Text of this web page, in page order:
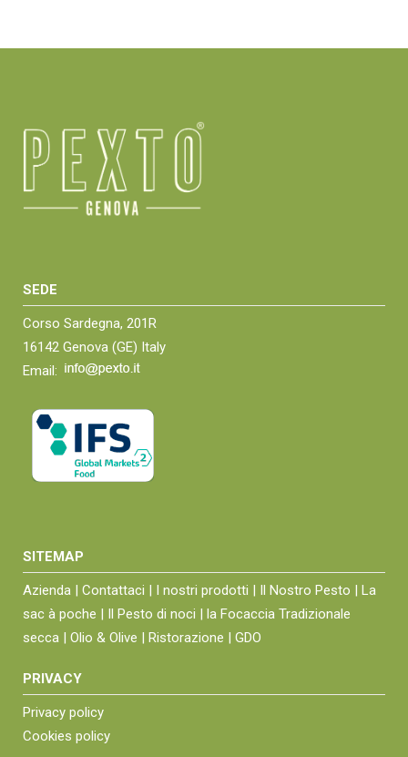
SEDE
Corso Sardegna, 201R
16142 Genova (GE) Italy
Email:
SITEMAP
Azienda | Contattaci | I nostri prodotti | Il Nostro Pesto | La
sac à poche | Il Pesto di noci | la Focaccia Tradizionale
secca | Olio & Olive | Ristorazione | GDO
PRIVACY
Privacy policy
Cookies policy